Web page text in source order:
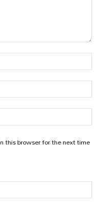
this browser for the next time